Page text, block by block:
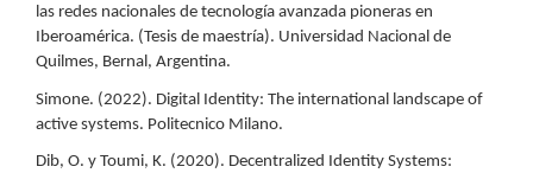
las redes nacionales de tecnología avanzada pioneras en
Iberoamérica. (Tesis de maestría). Universidad Nacional de
Quilmes, Bernal, Argentina.
Simone. (2022). Digital Identity: The international landscape of
active systems. Politecnico Milano.
Dib, O. y Toumi, K. (2020). Decentralized Identity Systems: